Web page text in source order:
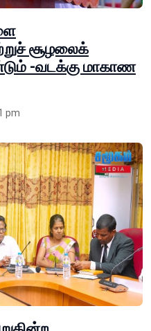
சூழலைக்
-வடக்கு மாகாண
pm